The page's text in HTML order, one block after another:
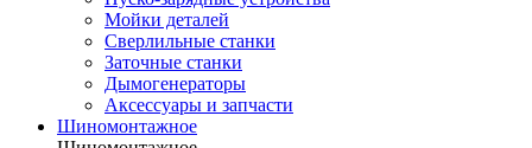
Мойки деталей
Сверлильные станки
Заточные станки
Дымогенераторы
Аксессуары и запчасти
Шиномонтажное